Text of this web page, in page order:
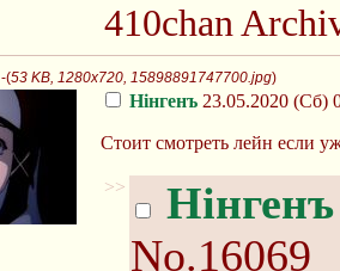
410chan
-(53 KB, 1280x720, 15898891747700.jpg)
Нінгенъ 23.05.2020 (Сб)
Стоит смотреть лейн если
>> Нінгенъ
No.16069